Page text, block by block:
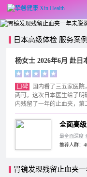
日本高级体检 服务案
杨女士 2026年6月 赴日
★ ★ ★ ★ ★
口碑
国内看了三五家医
两可。这次日本医生给了
内残留了一年的止血夹，第
全面高
最全面深度
推荐人群：
胃镜发现残留止血夹一